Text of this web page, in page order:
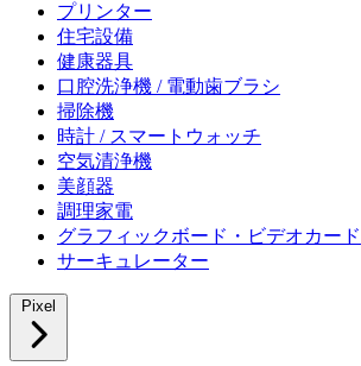
プリンター
住宅設備
健康器具
口腔洗浄機 / 電動歯ブラシ
掃除機
時計 / スマートウォッチ
空気清浄機
美顔器
調理家電
グラフィックボード・ビデオカード
サーキュレーター
Pixel